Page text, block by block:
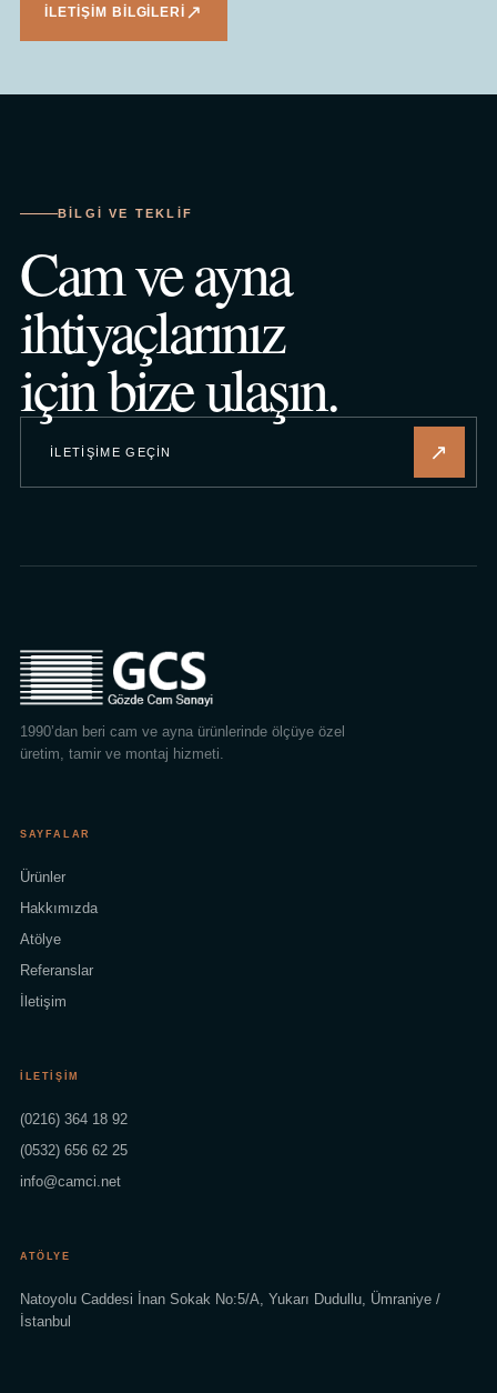
İLETIŞIM BILGILERI ↗
BILGI VE TEKLIF
Cam ve ayna
ihtiyaçlarınız
için bize ulaşın.
İLETIŞIME GEÇIN ↗
1990’dan beri cam ve ayna ürünlerinde ölçüye özel
üretim, tamir ve montaj hizmeti.
SAYFALAR
Ürünler
Hakkımızda
Atölye
Referanslar
İletişim
İLETIŞIM
(0216) 364 18 92
(0532) 656 62 25
info@camci.net
ATÖLYE
Natoyolu Caddesi İnan Sokak No:5/A, Yukarı Dudullu, Ümraniye /
İstanbul